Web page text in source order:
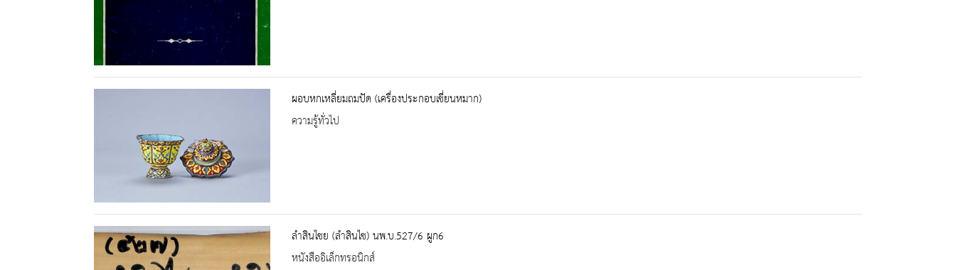
ผอบหกเหลี่ยมถมปัด (เครื่องประกอบเชี่ยนหมาก)
ความรู้ทั่วไป
ลำสินไชย (ลำสินไช) นพ.บ.527/6 ผูก6
หนังสืออิเล็กทรอนิกส์